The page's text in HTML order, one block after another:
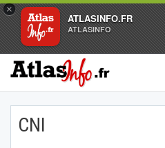
×
ATLASINFO.FR
ATLASINFO
CNI